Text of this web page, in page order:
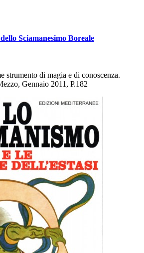
Sciamanesimo Boreale
strumento di magia e di conoscenza.
Gennaio 2011, P.182